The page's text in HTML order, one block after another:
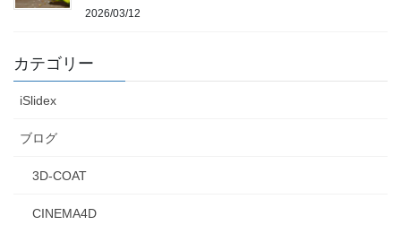
2026/03/12
カテゴリー
iSlidex
ブログ
3D-COAT
CINEMA4D